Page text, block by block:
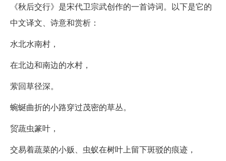
《秋后交行》是宋代卫宗武创作的一首诗词。以下是它的
中文译文、诗意和赏析：
水北水南村，
在北边和南边的水村，
萦回草径深。
蜿蜒曲折的小路穿过茂密的草丛。
贸蔬虫篆叶，
交易着蔬菜的小贩、虫蚁在树叶上留下斑驳的痕迹，